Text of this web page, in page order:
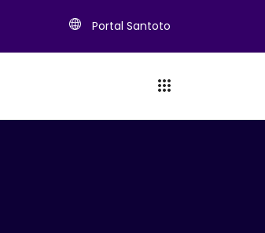
Portal Santoto